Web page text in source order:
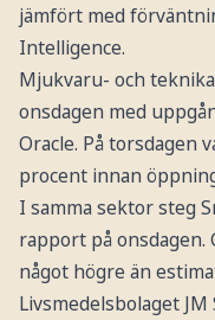
jämfört med
Intelligence.
Mjukvaru- och
onsdagen med
Oracle. På torsdagen
procent innan
I samma sektor steg
rapport på onsdagen.
något högre än
Livsmedelsbolaget